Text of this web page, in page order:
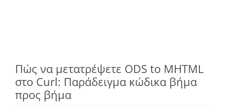
Πώς να μετατρέψετε ODS to MHTML
στο Curl: Παράδειγμα κώδικα βήμα
προς βήμα